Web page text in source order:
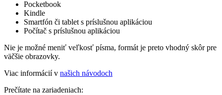
Pocketbook
Kindle
Smartfón či tablet s príslušnou aplikáciou
Počítač s príslušnou aplikáciou
Nie je možné meniť veľkosť písma, formát je preto vhodný skôr pre
väčšie obrazovky.
Viac informácií v našich návodoch
Prečítate na zariadeniach: